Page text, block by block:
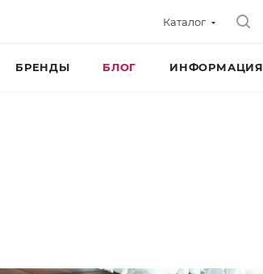
Каталог
БРЕНДЫ БЛОГ ИНФОРМАЦИЯ